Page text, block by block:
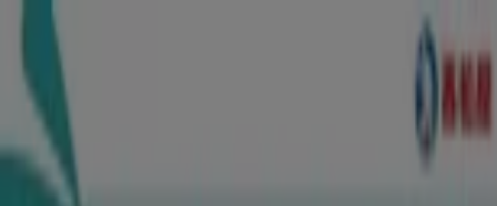
あなたはここにいる：
札幌市